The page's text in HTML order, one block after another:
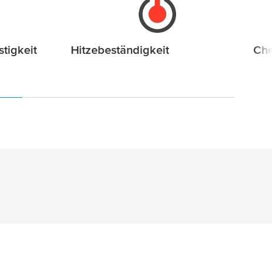
Hitzebeständigkeit